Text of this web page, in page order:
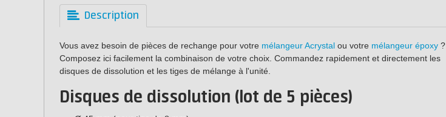
Description
Vous avez besoin de pièces de rechange pour votre mélangeur Acrystal ou votre mélangeur époxy ?
Composez ici facilement la combinaison de votre choix. Commandez rapidement et directement les
disques de dissolution et les tiges de mélange à l'unité.
Disques de dissolution (lot de 5 pièces)